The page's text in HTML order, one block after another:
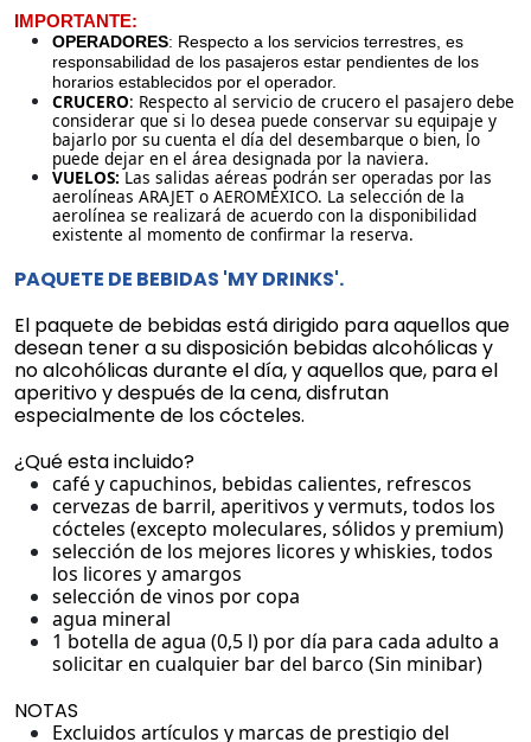
IMPORTANTE:
OPERADORES: Respecto a los servicios terrestres, es
responsabilidad de los pasajeros estar pendientes de los
horarios establecidos por el operador.
CRUCERO: Respecto al servicio de crucero el pasajero debe
considerar que si lo desea puede conservar su equipaje y
bajarlo por su cuenta el día del desembarque o bien, lo
puede dejar en el área designada por la naviera.
VUELOS:Las salidas aéreas podrán ser operadas por las
aerolíneas ARAJET o AEROMÉXICO. La selección de la
aerolínea se realizará de acuerdo con la disponibilidad
existente al momento de confirmar la reserva.
PAQUETE DE BEBIDAS 'MY DRINKS'.
El paquete de bebidas está dirigido para aquellos que
desean tener a su disposición bebidas alcohólicas y
no alcohólicas durante el día, y aquellos que, para el
aperitivo y después de la cena, disfrutan
especialmente de los cócteles.
¿Qué esta incluido?
café y capuchinos, bebidas calientes, refrescos
cervezas de barril, aperitivos y vermuts, todos los
cócteles (excepto moleculares, sólidos y premium)
selección de los mejores licores y whiskies, todos
los licores y amargos
selección de vinos por copa
agua mineral
1 botella de agua (0,5 l) por día para cada adulto a
solicitar en cualquier bar del barco (Sin minibar)
NOTAS
Excluidos artículos y marcas de prestigio del